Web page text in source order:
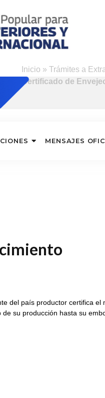
Inicio »Trámites a
Certificado de
MENSAJES
del país productor certifica el
su producción hasta su